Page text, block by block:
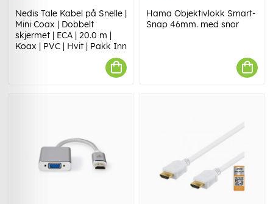
Nedis Tale Kabel på Snelle |
Mini Coax | Dobbelt
skjermet | ECA | 20.0 m |
Koax | PVC | Hvit | Pakk Inn
Hama Objektivlokk Smart-
Snap 46mm. med snor